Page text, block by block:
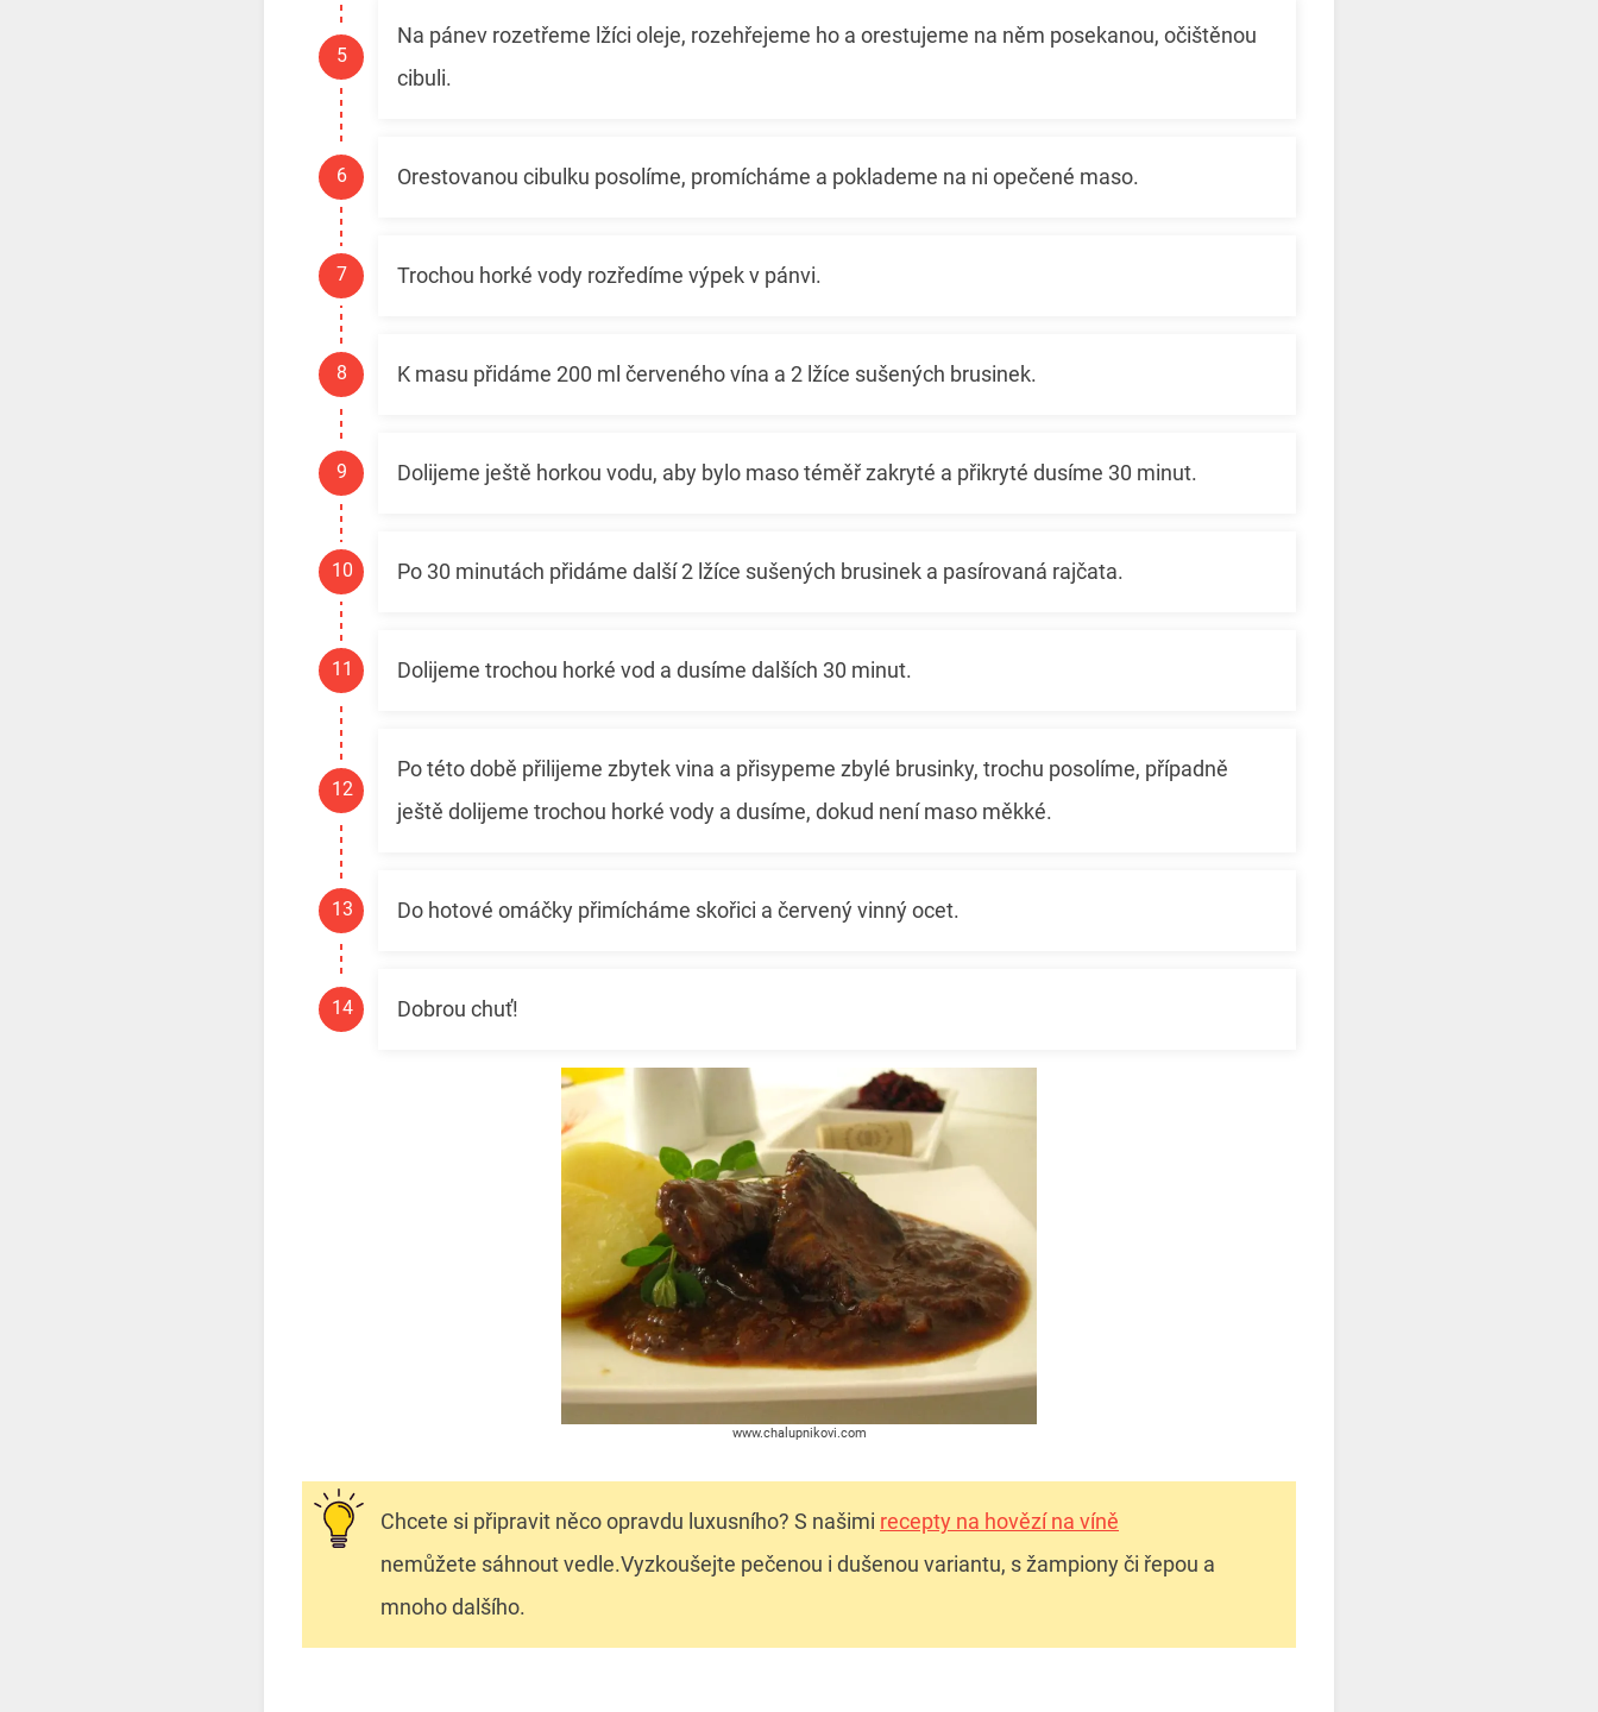
Na pánev rozetřeme lžíci oleje, rozehřejeme ho a orestujeme na něm posekanou, očištěnou
cibuli.
Orestovanou cibulku posolíme, promícháme a poklademe na ni opečené maso.
Trochou horké vody rozředíme výpek v pánvi.
K masu přidáme 200 ml červeného vína a 2 lžíce sušených brusinek.
Dolijeme ještě horkou vodu, aby bylo maso téměř zakryté a přikryté dusíme 30 minut.
Po 30 minutách přidáme další 2 lžíce sušených brusinek a pasírovaná rajčata.
Dolijeme trochou horké vod a dusíme dalších 30 minut.
Po této době přilijeme zbytek vina a přisypeme zbylé brusinky, trochu posolíme, případně
ještě dolijeme trochou horké vody a dusíme, dokud není maso měkké.
Do hotové omáčky přimícháme skořici a červený vinný ocet.
Dobrou chuť!
www.chalupnikovi.com
Chcete si připravit něco opravdu luxusního? S našimi recepty na hovězí na víně
nemůžete sáhnout vedle.Vyzkoušejte pečenou i dušenou variantu, s žampiony či řepou a
mnoho dalšího.